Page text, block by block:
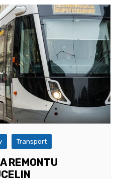
Transport
REMONTU